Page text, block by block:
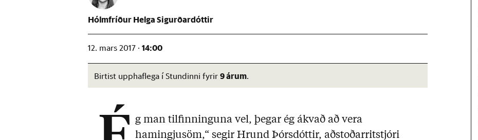
Hólmfríður Helga Sigurðardóttir
12. mars 2017 ·14:00
Birtist upphaflega í Stundinni fyrir9 árum.
g man tilfinninguna vel, þegar ég ákvað að vera
hamingjusöm,“ segir Hrund Þórsdóttir, aðstoðarritstjóri